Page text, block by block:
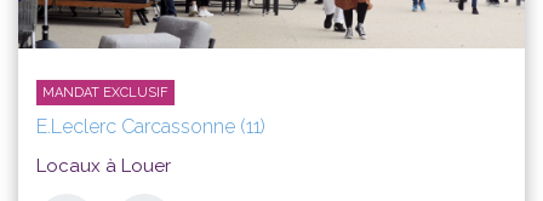
MANDAT EXCLUSIF
E.Leclerc Carcassonne (11)
Locaux à Louer